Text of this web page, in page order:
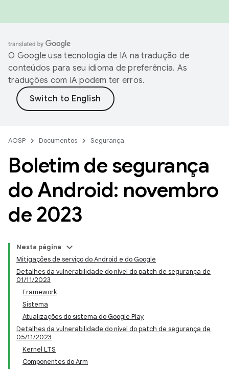
O Google usa tecnologia de IA na tradução de
conteúdos para seu idioma de preferência. As
traduções com IA podem ter erros.
AOSP Documentos Segurança
Boletim de segurança
do Android: novembro
de 2023
Nesta página
Mitigações de serviço do Android e do Google
Detalhes da vulnerabilidade do nível do patch de segurança de
01/11/2023
Framework
Sistema
Atualizações do sistema do Google Play
Detalhes da vulnerabilidade do nível do patch de segurança de
05/11/2023
Kernel LTS
Componentes do Arm